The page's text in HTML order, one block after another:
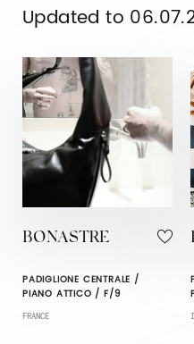
Updated to
BONASTRE
PADIGLIONE CENTRALE /
PIANO ATTICO / F/9
FRANCE